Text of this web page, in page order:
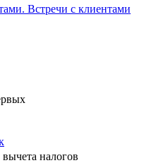
Встречи с клиентами
вычета налогов